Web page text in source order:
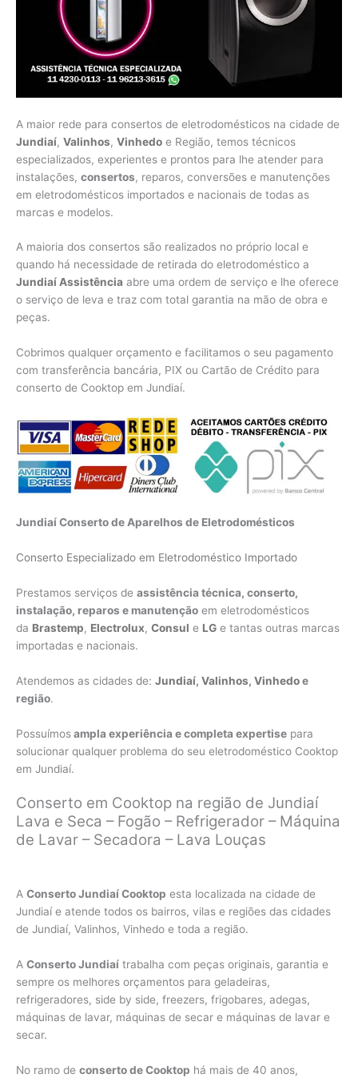
A maior rede para consertos de eletrodomésticos na cidade de
Jundiaí, Valinhos, Vinhedo e Região, temos técnicos
especializados, experientes e prontos para lhe atender para
instalações, consertos, reparos, conversões e manutenções
em eletrodomésticos importados e nacionais de todas as
marcas e modelos.
A maioria dos consertos são realizados no próprio local e
quando há necessidade de retirada do eletrodoméstico a
Jundiaí Assistência abre uma ordem de serviço e lhe oferece
o serviço de leva e traz com total garantia na mão de obra e
peças.
Cobrimos qualquer orçamento e facilitamos o seu pagamento
com transferência bancária, PIX ou Cartão de Crédito para
conserto de Cooktop em Jundiaí.
Jundiaí Conserto de Aparelhos de Eletrodomésticos
Conserto Especializado em Eletrodoméstico Importado
Prestamos serviços de assistência técnica, conserto,
instalação, reparos e manutenção em eletrodomésticos
da Brastemp, Electrolux, Consul e LG e tantas outras marcas
importadas e nacionais.
Atendemos as cidades de: Jundiaí, Valinhos, Vinhedoe
região.
Possuímosampla experiência e completa expertise para
solucionar qualquer problema do seu eletrodoméstico Cooktop
em Jundiaí.
Conserto em Cooktop na região de Jundiaí
Lava e Seca – Fogão – Refrigerador – Máquina
de Lavar – Secadora – Lava Louças
A Conserto Jundiaí Cooktop esta localizada na cidade de
Jundiaí e atende todos os bairros, vilas e regiões das cidades
de Jundiaí, Valinhos, Vinhedo e toda a região.
A Conserto Jundiaí trabalha com peças originais, garantia e
sempre os melhores orçamentos para geladeiras,
refrigeradores, side by side, freezers, frigobares, adegas,
máquinas de lavar, máquinas de secar e máquinas de lavar e
secar.
No ramo de conserto de Cooktop há mais de 40 anos,